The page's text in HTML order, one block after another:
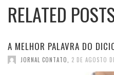
RELATED
A MELHOR PALAVRA DO
JORNAL CONTATO 2 DE AGOSTO